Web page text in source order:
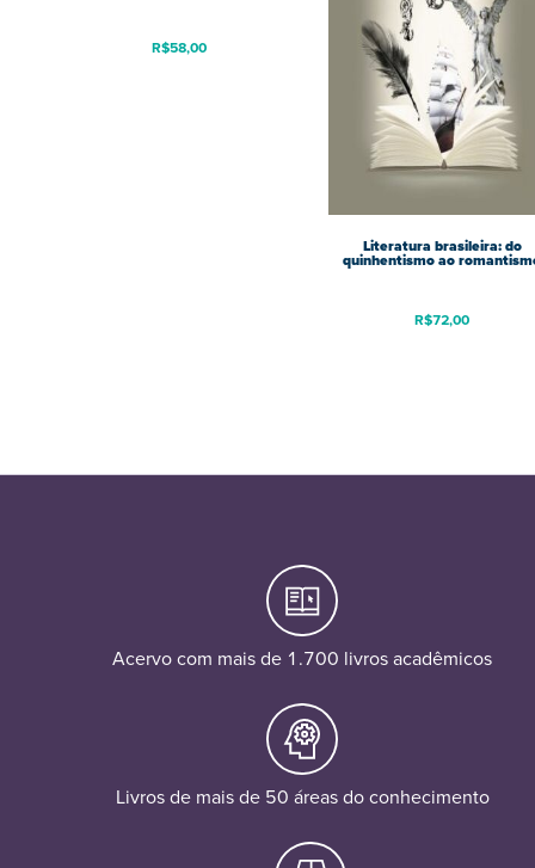
R$58,00
Literatura brasileira: do
quinhentismo ao
R$72,00
Acervo com mais de 1.700 livros acadêmicos
Livros de mais de 50 áreas do conhecimento